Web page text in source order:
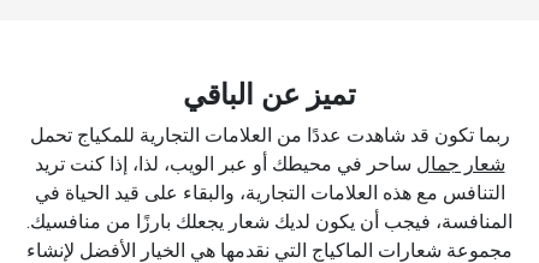
تميز عن الباقي
ربما تكون قد شاهدت عددًا من العلامات التجارية للمكياج تحمل
شعار جمال ساحر في محيطك أو عبر الويب، لذا، إذا كنت تريد
التنافس مع هذه العلامات التجارية، والبقاء على قيد الحياة في
المنافسة، فيجب أن يكون لديك شعار يجعلك بارزًا من منافسيك.
مجموعة شعارات الماكياج التي نقدمها هي الخيار الأفضل لإنشاء